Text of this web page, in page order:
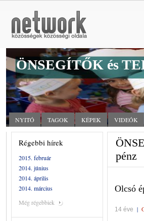
ÖNSEGÍTŐK és
NYITÓ TAGOK KÉPEK VIDEÓK
Régebbi hírek
2015. február
2014. június
2014. április
2014. március
Még régebbiek
pénz
Olcsó
14 éve |